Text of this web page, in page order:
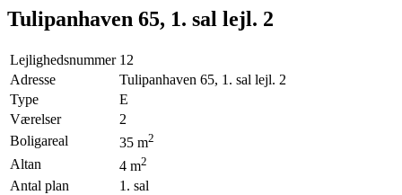
Tulipanhaven 65, 1. sal lejl. 2
Lejlighedsnummer 12
Adresse
Tulipanhaven 65, 1. sal lejl. 2
Type
E
Værelser
2
Boligareal
35 m2
Altan 4 m2
Antal plan
1. sal